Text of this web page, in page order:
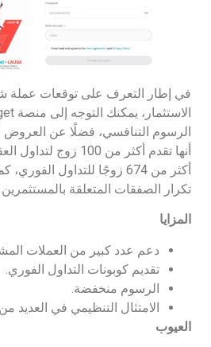
الرسوم التنافسي، فضلًا عن العروض
أنها تقدم أكثر من 100
أكثر من 674 زوجًا للتداول
تكرار الصفقات المتعلقة بالمستثمرين
المزايا
دعم عدد كبير من العملات
تقديم كوبونات التداول الفوري.
الرسوم منخفضة.
الامتثال التنظيمي في العديد
العيوب